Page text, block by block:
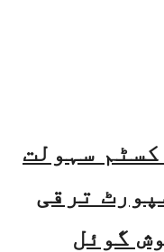
کسٹم سہولت
ترقی
گوئل